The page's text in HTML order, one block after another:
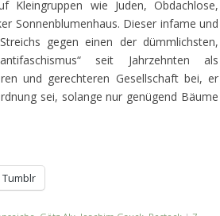
wie Juden, Obdachlose,
Sonnenblumenhaus. Dieser infame und
gegen einen der dümmlichsten,
seit Jahrzehnten als
und gerechteren Gesellschaft bei, er
sei, solange nur genügend Bäume
Tumblr